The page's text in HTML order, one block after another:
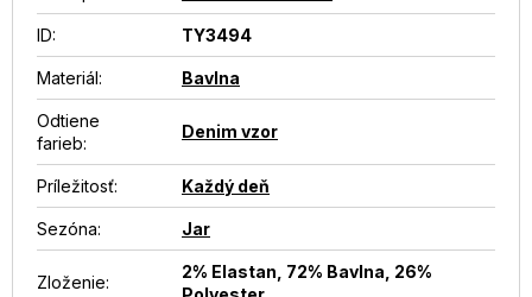
ID: TY3494
Materiál: Bavlna
Odtiene
farieb:
Denim vzor
Príležitosť: Každý deň
Sezóna: Jar
Zloženie:
2% Elastan, 72% Bavlna, 26%